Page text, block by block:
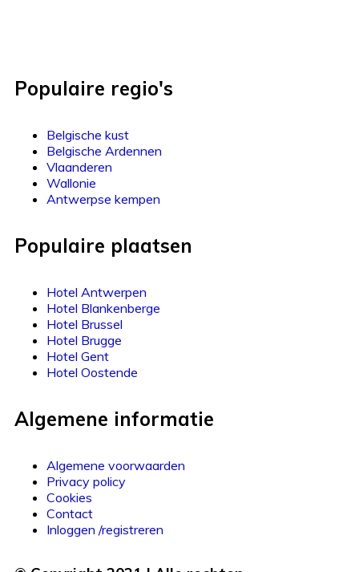
Populaire regio's
Belgische kust
Belgische Ardennen
Vlaanderen
Wallonie
Antwerpse kempen
Populaire plaatsen
Hotel Antwerpen
Hotel Blankenberge
Hotel Brussel
Hotel Brugge
Hotel Gent
Hotel Oostende
Algemene informatie
Algemene voorwaarden
Privacy policy
Cookies
Contact
Inloggen /registreren